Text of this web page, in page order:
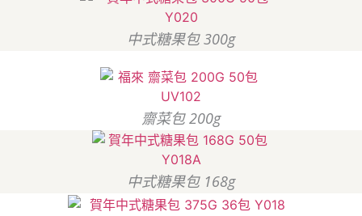
中式糖果包 300g
齋菜包 200g
中式糖果包 168g